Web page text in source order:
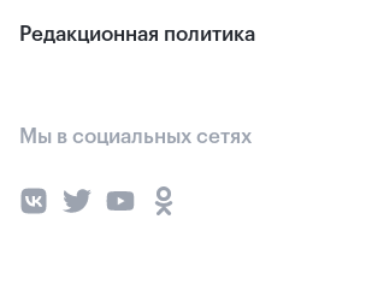
Редакционная политика
Мы в социальных сетях